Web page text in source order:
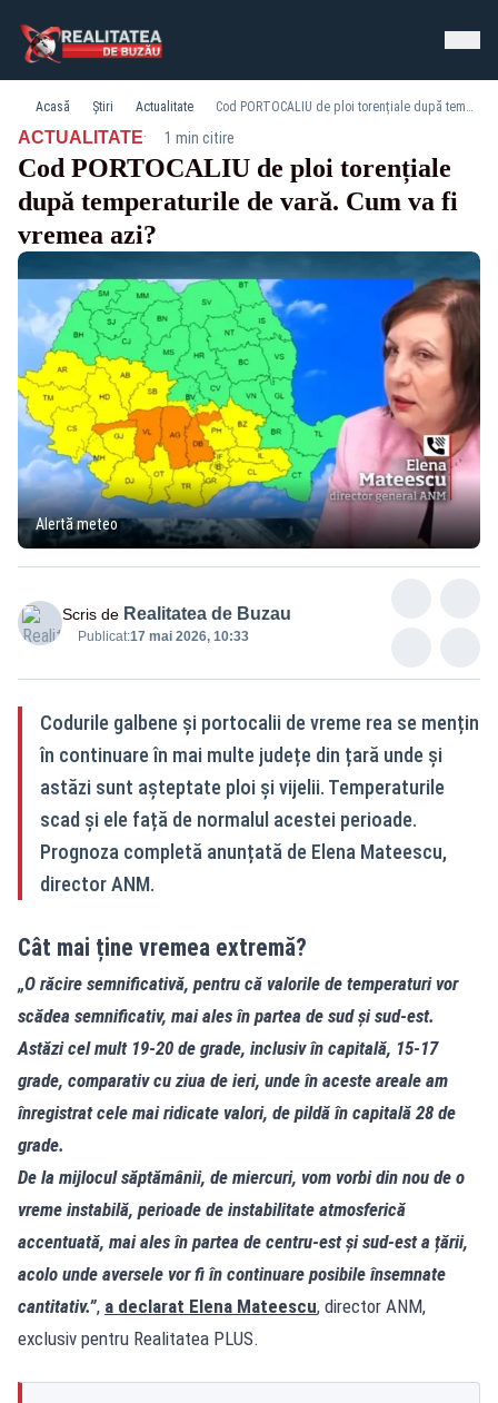
Acasă Știri Actualitate Cod PORTOCALIU de ploi torențiale după temperaturile de vară. Cum va fi vremea azi?
ACTUALITATE· 1 min citire
Cod PORTOCALIU de ploi torențiale
după temperaturile de vară. Cum va fi
vremea azi?
Alertă meteo
Scris de Realitatea de Buzau
Publicat:17 mai 2026, 10:33
Codurile galbene și portocalii de vreme rea se mențin
în continuare în mai multe județe din țară unde și
astăzi sunt așteptate ploi și vijelii. Temperaturile
scad și ele față de normalul acestei perioade.
Prognoza completă anunțată de Elena Mateescu,
director ANM.
Cât mai ține vremea extremă?
„O răcire semnificativă, pentru că valorile de temperaturi vor
scădea semnificativ, mai ales în partea de sud și sud-est.
Astăzi cel mult 19-20 de grade, inclusiv în capitală, 15-17
grade, comparativ cu ziua de ieri, unde în aceste areale am
înregistrat cele mai ridicate valori, de pildă în capitală 28 de
grade.
De la mijlocul săptămânii, de miercuri, vom vorbi din nou de o
vreme instabilă, perioade de instabilitate atmosferică
accentuată, mai ales în partea de centru-est și sud-est a țării,
acolo unde aversele vor fi în continuare posibile însemnate
cantitativ.”, a declarat Elena Mateescu, director ANM,
exclusiv pentru Realitatea PLUS.